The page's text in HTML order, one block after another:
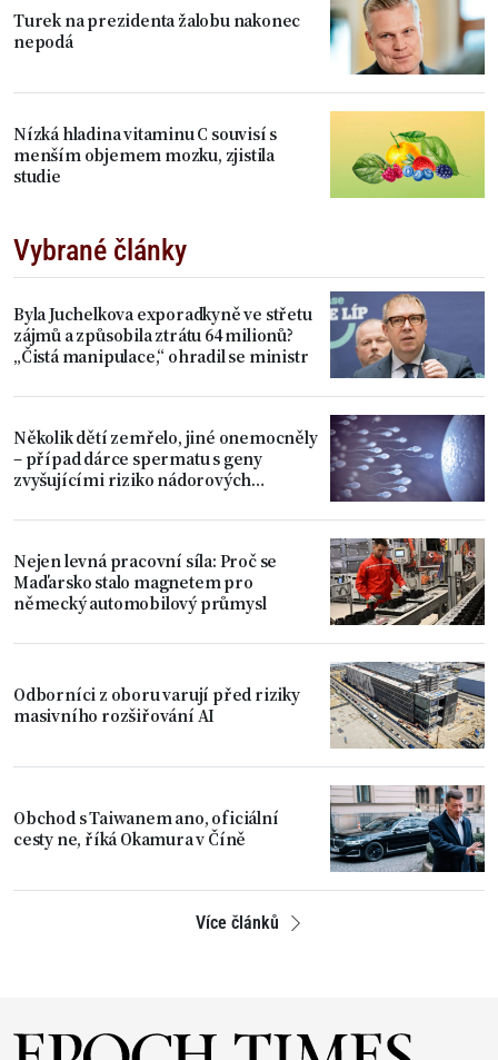
Turek na prezidenta žalobu nakonec
nepodá
Nízká hladina vitaminu C souvisí s
menším objemem mozku, zjistila
studie
Vybrané články
Byla Juchelkova exporadkyně ve střetu
zájmů a způsobila ztrátu 64 milionů?
„Čistá manipulace,“ ohradil se ministr
Několik dětí zemřelo, jiné onemocněly
– případ dárce spermatu s geny
zvyšujícími riziko nádorových
Nejen levná pracovní síla: Proč se
Maďarsko stalo magnetem pro
německý automobilový průmysl
Odborníci z oboru varují před riziky
masivního rozšiřování AI
Obchod s Taiwanem ano, oficiální
cesty ne, říká Okamura v Číně
Více článků